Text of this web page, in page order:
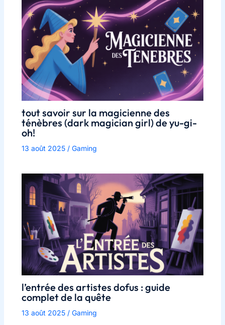
tout savoir sur la magicienne des
ténèbres (dark magician girl) de yu-gi-
oh!
13 août 2025 / Gaming
l’entrée des artistes dofus : guide
complet de la quête
13 août 2025 / Gaming